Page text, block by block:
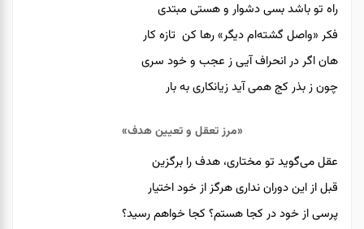
راه تو باشد بسی دشوار و هستی مبتدی
فکر «واصل گشته‌ام دیگر» رها کن تازه کار
هان اگر در انحراف آیی ز عجب و خود سری
چون ز بذر کج همی آید زیانکاری به بار
«مرز تعقل و تعیین هدف»
عقل می‌گوید تو مختاری، هدف را برگزین
قبل از این دوران نداری هرگز از خود اختیار
پرسی از خود در کجا هستم؟ کجا خواهم رسید؟